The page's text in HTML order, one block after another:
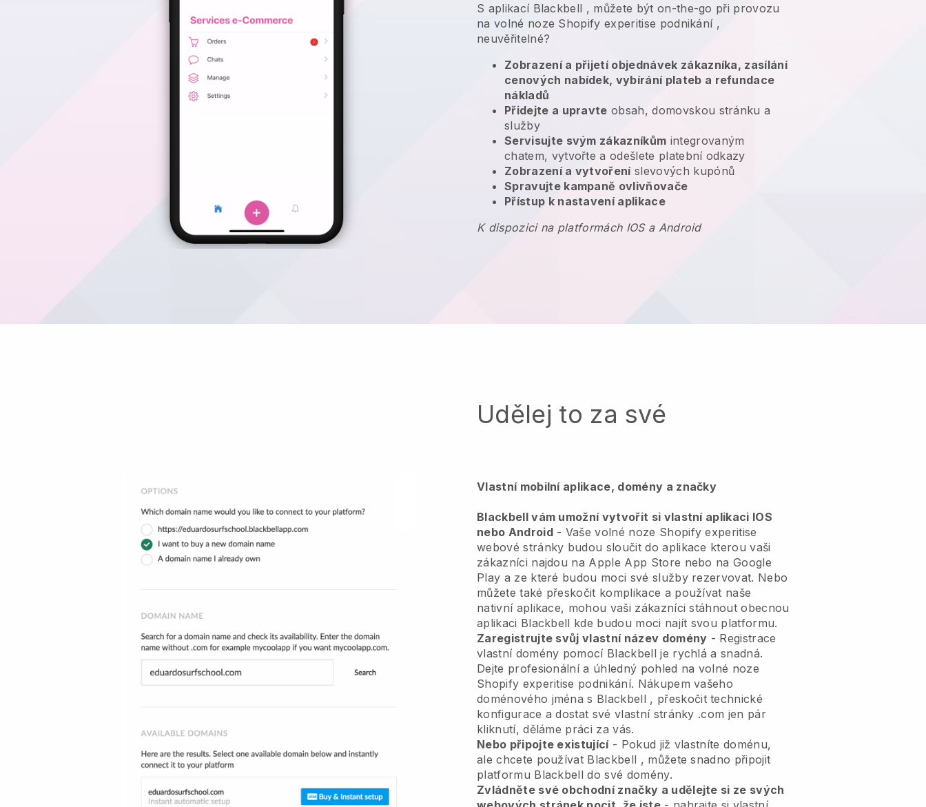
S aplikací Blackbell , můžete být on-the-go při provozu
na volné noze Shopify experitise podnikání,
neuvěřitelné?
Zobrazení a přijetí objednávek zákazníka, zasílání
cenových nabídek, vybírání plateb a refundace
nákladů
Přidejte a upravte obsah, domovskou stránku a
služby
Servisujte svým zákazníkům integrovaným
chatem, vytvořte a odešlete platební odkazy
Zobrazení a vytvořeníslevových kupónů
Spravujte kampaně ovlivňovače
Přístup k nastavení aplikace
K dispozici na platformách IOS a Android
Udělej to za své
Vlastní mobilní aplikace, domény a značky
Blackbell vám umožní vytvořit si vlastní aplikaci IOS
nebo Android- Vaše volné noze Shopify experitise
webové stránky budou sloučit do aplikace kterou vaši
zákazníci najdou na Apple App Store nebo na Google
Play a ze které budou moci své služby rezervovat. Nebo
můžete také přeskočit komplikace a používat naše
nativní aplikace, mohou vaši zákazníci stáhnout obecnou
aplikaci Blackbell kde budou moci najít svou platformu.
Zaregistrujte svůj vlastní název domény - Registrace
vlastní domény pomocí Blackbell je rychlá a snadná.
Dejte profesionální a úhledný pohled na volné noze
Shopify experitise podnikání. Nákupem vašeho
doménového jména s Blackbell , přeskočit technické
konfigurace a dostat své vlastní stránky .com jen pár
kliknutí, děláme práci za vás.
Nebo připojte existující- Pokud již vlastníte doménu,
ale chcete používat Blackbell , můžete snadno připojit
platformu Blackbell do své domény.
Zvládněte své obchodní značky a udělejte si ze svých